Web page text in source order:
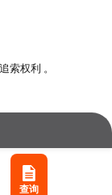
查询
索权利 。